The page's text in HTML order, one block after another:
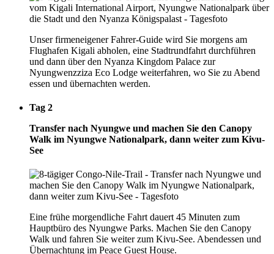
Unser firmeneigener Fahrer-Guide wird Sie morgens am
Flughafen Kigali abholen, eine Stadtrundfahrt durchführen
und dann über den Nyanza Kingdom Palace zur
Nyungwenzziza Eco Lodge weiterfahren, wo Sie zu Abend
essen und übernachten werden.
Tag 2
Transfer nach Nyungwe und machen Sie den Canopy
Walk im Nyungwe Nationalpark, dann weiter zum Kivu-
See
Eine frühe morgendliche Fahrt dauert 45 Minuten zum
Hauptbüro des Nyungwe Parks. Machen Sie den Canopy
Walk und fahren Sie weiter zum Kivu-See. Abendessen und
Übernachtung im Peace Guest House.